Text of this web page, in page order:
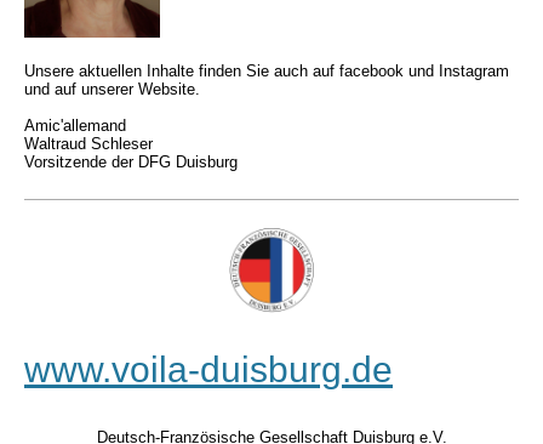
Unsere aktuellen Inhalte finden Sie auch auf facebook und Instagram
und auf unserer Website.
Amic'allemand
Waltraud Schleser
Vorsitzende der DFG Duisburg
www.voila-duisburg.de
Deutsch-Französische Gesellschaft Duisburg e.V.